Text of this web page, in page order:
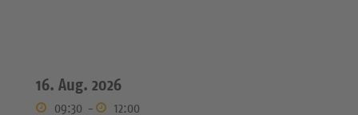
16. Aug. 2026
09:30 - 12:00